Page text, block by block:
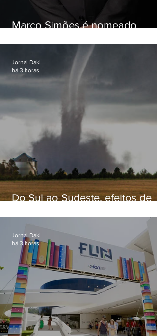
Marco Simões é nomeado
Do Sul ao Sudeste, efeitos de
apreensão na população
Jornal Daki
há 3 horas
Jornal Daki
há 3 horas